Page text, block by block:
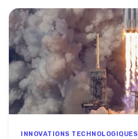
INNOVATIONS TECHNOLOGIQUES